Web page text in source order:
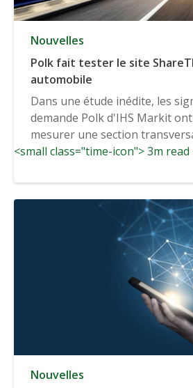
Nouvelles
Polk fait tester le site
automobile
Dans une étude inédite, les
demande Polk d'IHS Markit
mesurer une section
<small class="time-icon"> 3m
Nouvelles